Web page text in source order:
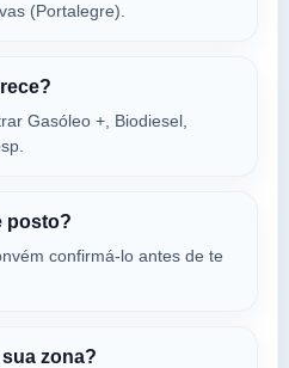
246 Santa E...
VER PREÇOS
246 Santa E...
(Portalegre).
Gasóleo +, Biodiesel,
posto?
confirmá-lo antes de te
zona?